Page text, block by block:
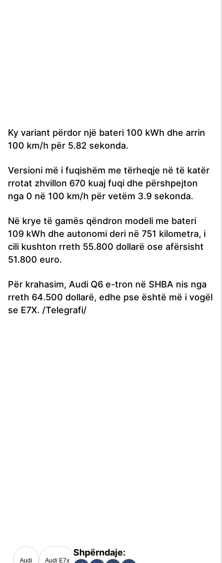
Ky variant përdor një bateri 100 kWh dhe arrin
100 km/h për 5.82 sekonda.
Versioni më i fuqishëm me tërheqje në të katër
rrotat zhvillon 670 kuaj fuqi dhe përshpejton
nga 0 në 100 km/h për vetëm 3.9 sekonda.
Në krye të gamës qëndron modeli me bateri
109 kWh dhe autonomi deri në 751 kilometra, i
cili kushton rreth 55.800 dollarë ose afërsisht
51.800 euro.
Për krahasim, Audi Q6 e-tron në SHBA nis nga
rreth 64.500 dollarë, edhe pse është më i vogël
se E7X. /Telegrafi/
Audi Audi E7x